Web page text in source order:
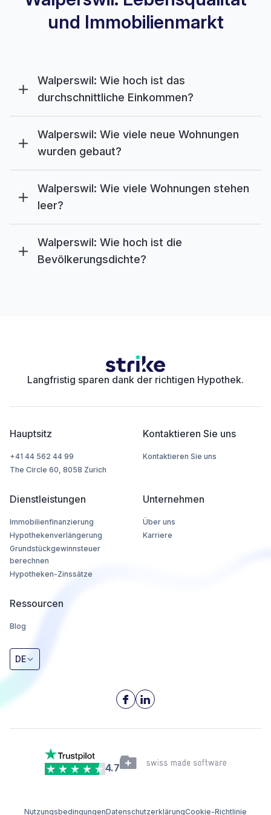
und Immobilienmarkt
Walperswil: Wie hoch ist das
durchschnittliche Einkommen?
Walperswil: Wie viele neue Wohnungen
wurden gebaut?
Walperswil: Wie viele Wohnungen stehen
leer?
Walperswil: Wie hoch ist die
Bevölkerungsdichte?
Langfristig sparen dank der richtigen Hypothek.
Hauptsitz
+41 44 562 44 99
The Circle 60, 8058 Zurich
Kontaktieren Sie uns
Kontaktieren Sie uns
Dienstleistungen
Immobilienfinanzierung
Hypothekenverlängerung
Grundstückgewinnsteuer
berechnen
Hypotheken-Zinssätze
Unternehmen
Über uns
Karriere
Ressourcen
Blog
DE
4.7
NutzungsbedingungenDatenschutzerklärungCookie-Richtlinie